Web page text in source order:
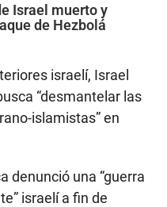
Israel muerto y
de Hezbolá
israelí, Israel
“desmantelar las
islamistas” en
denunció una “guerra
israelí a fin de